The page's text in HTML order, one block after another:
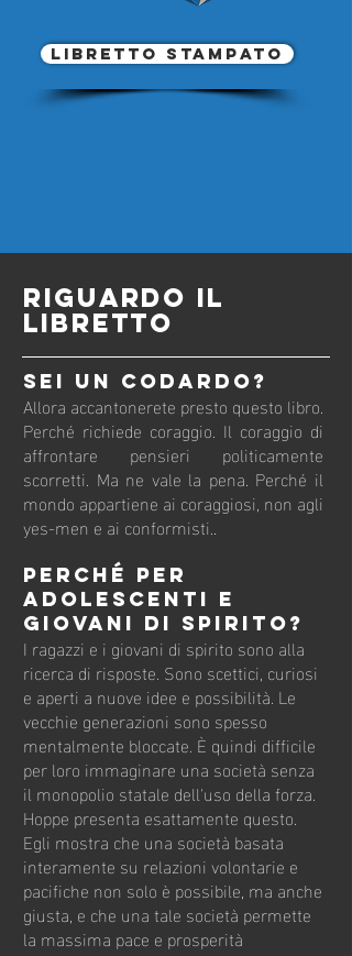
Libretto stampato
RIGUARDO IL
LIBRETTO
Sei un codardo?
Allora accantonerete presto questo libro.
Perché richiede coraggio. Il coraggio di
affrontare pensieri politicamente
scorretti. Ma ne vale la pena. Perché il
mondo appartiene ai coraggiosi, non agli
yes-men e ai conformisti..
Perché per
adolescenti e
giovani di spirito?
I ragazzi e i giovani di spirito sono alla
ricerca di risposte. Sono scettici, curiosi
e aperti a nuove idee e possibilità. Le
vecchie generazioni sono spesso
mentalmente bloccate. È quindi difficile
per loro immaginare una società senza
il monopolio statale dell'uso della forza.
Hoppe presenta esattamente questo.
Egli mostra che una società basata
interamente su relazioni volontarie e
pacifiche non solo è possibile, ma anche
giusta, e che una tale società permette
la massima pace e prosperità​